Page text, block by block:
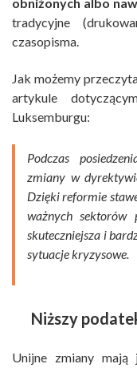
tradycyjne
czasopisma.
Jak możemy
artykule
Luksemburgu:
Podczas
zmiany w
Dzięki reformie
ważnych sektorów
skuteczniejsza i
sytuacje kryzysowe.
Niższy
Unijne zmiany mają